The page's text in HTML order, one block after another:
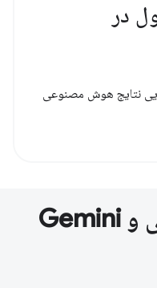
در
نتایج هوش مصنوعی
اخبار هوش مصنوعی و Gemini